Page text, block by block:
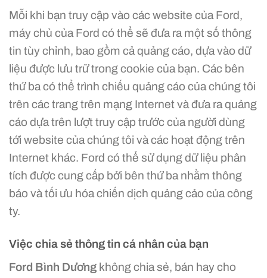
Mỗi khi bạn truy cập vào các website của Ford,
máy chủ của Ford có thể sẽ đưa ra một số thông
tin tùy chỉnh, bao gồm cả quảng cáo, dựa vào dữ
liệu được lưu trữ trong cookie của bạn. Các bên
thứ ba có thể trình chiếu quảng cáo của chúng tôi
trên các trang trên mạng Internet và đưa ra quảng
cáo dựa trên lượt truy cập trước của người dùng
tới website của chúng tôi và các hoạt động trên
Internet khác. Ford có thể sử dụng dữ liệu phân
tích được cung cấp bởi bên thứ ba nhằm thông
báo và tối ưu hóa chiến dịch quảng cảo của công
ty.
Việc chia sẻ thông tin cá nhân của bạn
Ford Bình Dương không chia sẻ, bán hay cho